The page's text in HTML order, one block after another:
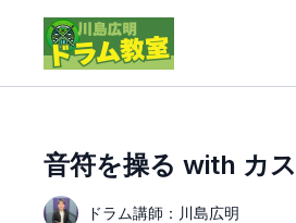
音符を操る with カ
ドラム講師：川島広明